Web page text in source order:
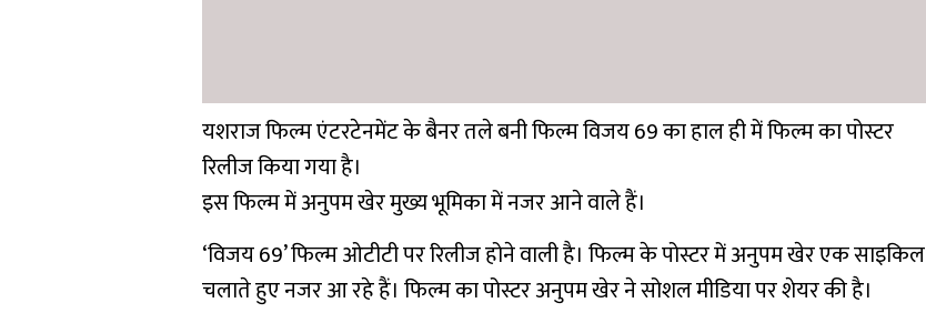
यशराज फिल्म एंटरटेनमेंट के बैनर तले बनी फिल्म विजय 69 का हाल ही में फिल्म का पोस्टर
रिलीज किया गया है।
इस फिल्म में अनुपम खेर मुख्य भूमिका में नजर आने वाले हैं।
‘विजय 69’ फिल्म ओटीटी पर रिलीज होने वाली है। फिल्म के पोस्टर में अनुपम खेर एक साइकिल
चलाते हुए नजर आ रहे हैं। फिल्म का पोस्टर अनुपम खेर ने सोशल मीडिया पर शेयर की है।